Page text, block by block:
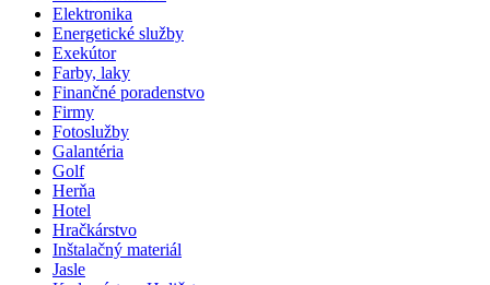
Elektronika
Energetické služby
Exekútor
Farby, laky
Finančné poradenstvo
Firmy
Fotoslužby
Galantéria
Golf
Herňa
Hotel
Hračkárstvo
Inštalačný materiál
Jasle